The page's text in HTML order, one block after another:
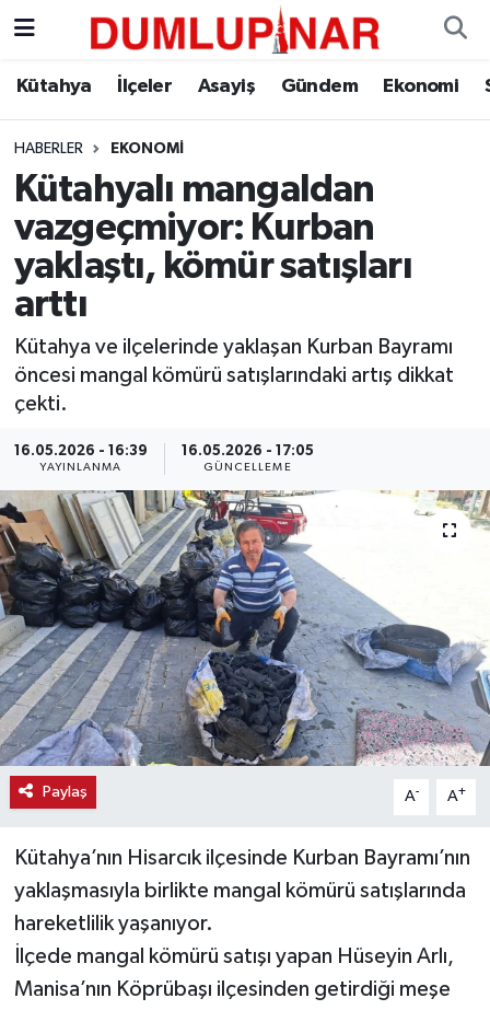
Kütahya İlçeler Asayiş Gündem Ekonomi
HABERLER EKONOMI
Kütahyalı mangaldan
vazgeçmiyor: Kurban
yaklaştı, kömür satışları
arttı
Kütahya ve ilçelerinde yaklaşan Kurban Bayramı
öncesi mangal kömürü satışlarındaki artış dikkat
çekti.
16.05.2026 - 16:39
YAYINLANMA
16.05.2026 - 17:05
GÜNCELLEME
Paylaş A- A+
Kütahya’nın Hisarcık ilçesinde Kurban Bayramı’nın
yaklaşmasıyla birlikte mangal kömürü satışlarında
hareketlilik yaşanıyor.
İlçede mangal kömürü satışı yapan Hüseyin Arlı,
Manisa’nın Köprübaşı ilçesinden getirdiği meşe
Asayiş
Diğer
Dünya
Eğitim
Ekonomi
Eleman
Gündem
Haber
Haber İlanlar
Kültür-Sanat
Magazin
Resmi İlanlar
Sağlık
Seri İlan
Siyaset
Kütahya Hava Durumu
Kütahya Trafik Yoğunluk Haritası
Süper Lig Puan Durumu ve Fikstür
Tüm Manşetler
Son Dakika Haberleri
Haber Arşivi